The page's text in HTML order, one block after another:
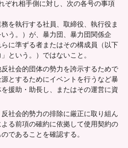
ぞれ相手側に対し、次の各号の事項
を執行する社員、取締役、執行役ま
う。）が、暴力団、暴力団関係企
に準ずる者またはその構成員（以下
という。）ではないこと。
社会的団体の勢力を誇示するためで
とするためにイベントを行うなど暴
援助・助長し、またはその運営に資
社会的勢力の排除に厳正に取り組ん
る前項の確約に依拠して使用契約の
であることを確認する。